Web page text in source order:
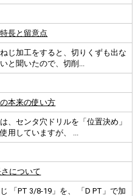
長と留意点
じ加工をすると、切りくずも出な
と聞いたので、切削...
本来の使い方
、センタ穴ドリルを「位置決め」
用していますが、 ...
について
「PT 3/8-19」を、 「D PT」で加